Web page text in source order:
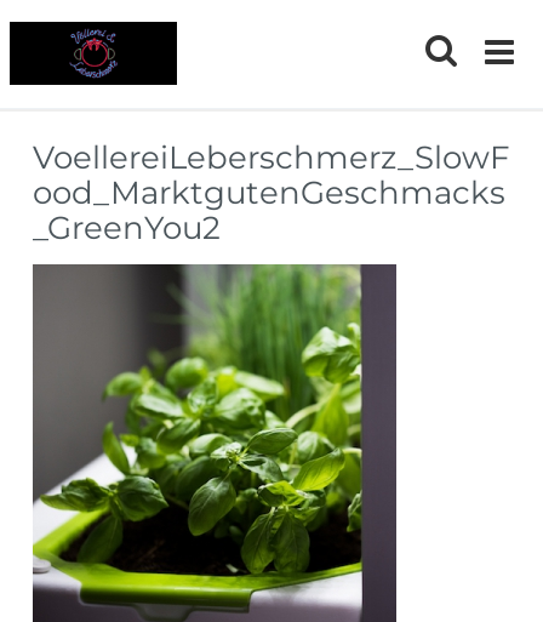
VoellereiLeberschmerz_SlowF
ood_MarktgutenGeschmacks
_GreenYou2